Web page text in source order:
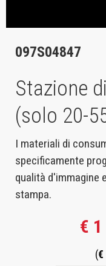
097S04847
Stazione
(solo 20-
I materiali di
specificamente
qualità d'immagine
stampa.
€
(€